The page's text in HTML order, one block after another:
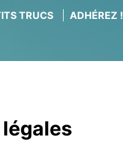
TRUCS ADHÉREZ !